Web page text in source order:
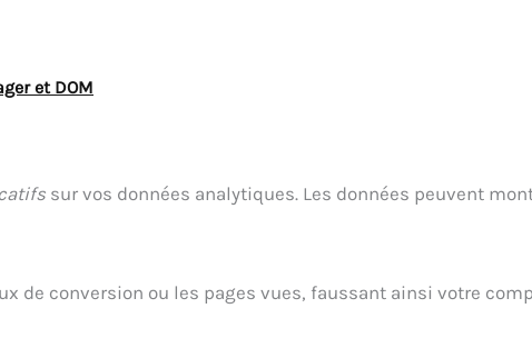
et DOM
sur vos données analytiques. Les données peuvent
de conversion ou les pages vues, faussant ainsi votre